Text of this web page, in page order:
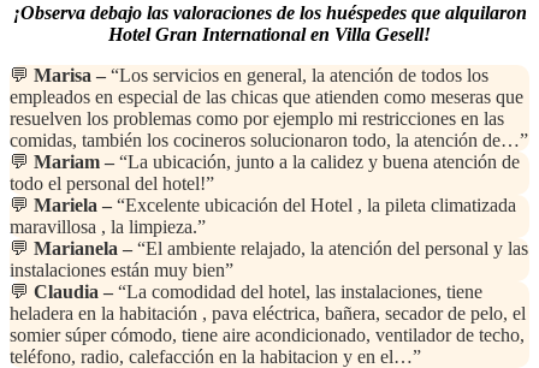
¡Observa debajo las valoraciones de los huéspedes que alquilaron
Hotel Gran International en Villa Gesell!
💬 Marisa – “Los servicios en general, la atención de todos los
empleados en especial de las chicas que atienden como meseras que
resuelven los problemas como por ejemplo mi restricciones en las
comidas, también los cocineros solucionaron todo, la atención de…”
💬 Mariam – “La ubicación, junto a la calidez y buena atención de
todo el personal del hotel!”
💬 Mariela – “Excelente ubicación del Hotel , la pileta climatizada
maravillosa , la limpieza.”
💬 Marianela – “El ambiente relajado, la atención del personal y las
instalaciones están muy bien”
💬 Claudia – “La comodidad del hotel, las instalaciones, tiene
heladera en la habitación , pava eléctrica, bañera, secador de pelo, el
somier súper cómodo, tiene aire acondicionado, ventilador de techo,
teléfono, radio, calefacción en la habitacion y en el…”